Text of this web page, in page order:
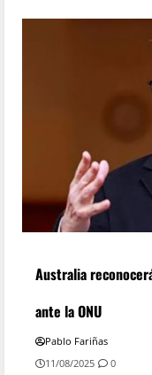
Australia
ante la ONU
Pablo Fariñas
11/08/2025
0